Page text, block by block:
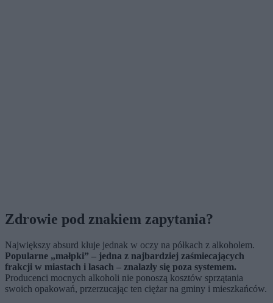
Zdrowie pod znakiem zapytania?
Największy absurd kłuje jednak w oczy na półkach z alkoholem.
Popularne „małpki” – jedna z najbardziej zaśmiecających
frakcji w miastach i lasach – znalazły się poza systemem.
Producenci mocnych alkoholi nie ponoszą kosztów sprzątania
swoich opakowań, przerzucając ten ciężar na gminy i mieszkańców.